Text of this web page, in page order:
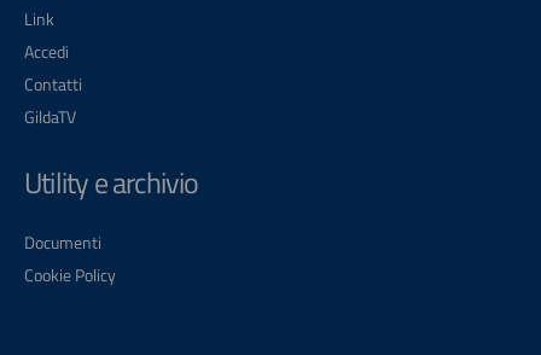
Link
Accedi
Contatti
GildaTV
Utility e archivio
Documenti
Cookie Policy